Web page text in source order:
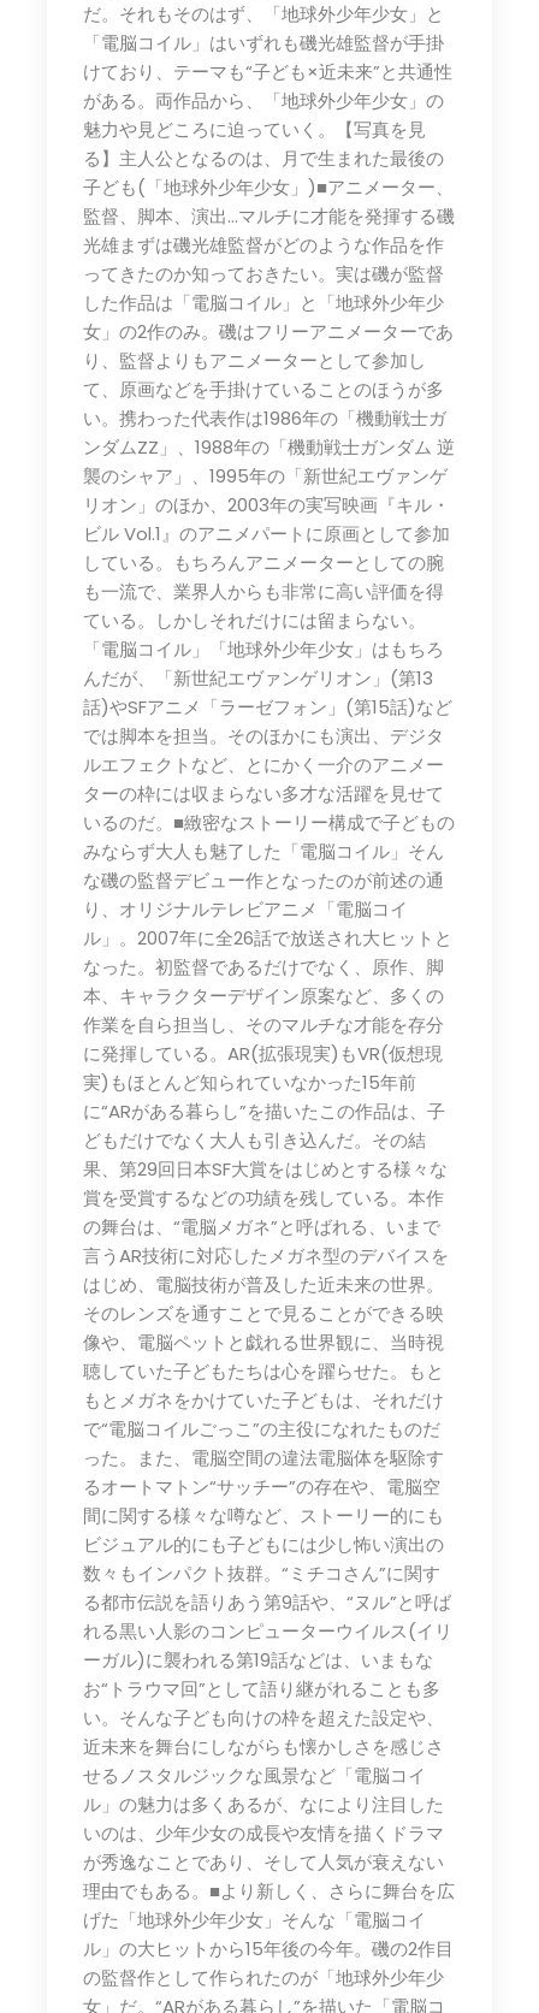
だ。それもそのはず、「地球外少年少女」と
「電脳コイル」はいずれも磯光雄監督が手掛
けており、テーマも“子ども×近未来”と共通性
がある。両作品から、「地球外少年少女」の
魅力や見どころに迫っていく。【写真を見
る】主人公となるのは、月で生まれた最後の
子ども(「地球外少年少女」)■アニメーター、
監督、脚本、演出…マルチに才能を発揮する磯
光雄まずは磯光雄監督がどのような作品を作
ってきたのか知っておきたい。実は磯が監督
した作品は「電脳コイル」と「地球外少年少
女」の2作のみ。磯はフリーアニメーターであ
り、監督よりもアニメーターとして参加し
て、原画などを手掛けていることのほうが多
い。携わった代表作は1986年の「機動戦士ガ
ンダムZZ」、1988年の「機動戦士ガンダム 逆
襲のシャア」、1995年の「新世紀エヴァンゲ
リオン」のほか、2003年の実写映画『キル・
ビル Vol.1』のアニメパートに原画として参加
している。もちろんアニメーターとしての腕
も一流で、業界人からも非常に高い評価を得
ている。しかしそれだけには留まらない。
「電脳コイル」「地球外少年少女」はもちろ
んだが、「新世紀エヴァンゲリオン」(第13
話)やSFアニメ「ラーゼフォン」(第15話)など
では脚本を担当。そのほかにも演出、デジタ
ルエフェクトなど、とにかく一介のアニメー
ターの枠には収まらない多才な活躍を見せて
いるのだ。■緻密なストーリー構成で子どもの
みならず大人も魅了した「電脳コイル」そん
な磯の監督デビュー作となったのが前述の通
り、オリジナルテレビアニメ「電脳コイ
ル」。2007年に全26話で放送され大ヒットと
なった。初監督であるだけでなく、原作、脚
本、キャラクターデザイン原案など、多くの
作業を自ら担当し、そのマルチな才能を存分
に発揮している。AR(拡張現実)もVR(仮想現
実)もほとんど知られていなかった15年前
に“ARがある暮らし”を描いたこの作品は、子
どもだけでなく大人も引き込んだ。その結
果、第29回日本SF大賞をはじめとする様々な
賞を受賞するなどの功績を残している。本作
の舞台は、“電脳メガネ”と呼ばれる、いまで
言うAR技術に対応したメガネ型のデバイスを
はじめ、電脳技術が普及した近未来の世界。
そのレンズを通すことで見ることができる映
像や、電脳ペットと戯れる世界観に、当時視
聴していた子どもたちは心を躍らせた。もと
もとメガネをかけていた子どもは、それだけ
で“電脳コイルごっこ”の主役になれたものだ
った。また、電脳空間の違法電脳体を駆除す
るオートマトン“サッチー”の存在や、電脳空
間に関する様々な噂など、ストーリー的にも
ビジュアル的にも子どもには少し怖い演出の
数々もインパクト抜群。“ミチコさん”に関す
る都市伝説を語りあう第9話や、“ヌル”と呼ば
れる黒い人影のコンピューターウイルス(イリ
ーガル)に襲われる第19話などは、いまもな
お“トラウマ回”として語り継がれることも多
い。そんな子ども向けの枠を超えた設定や、
近未来を舞台にしながらも懐かしさを感じさ
せるノスタルジックな風景など「電脳コイ
ル」の魅力は多くあるが、なにより注目した
いのは、少年少女の成長や友情を描くドラマ
が秀逸なことであり、そして人気が衰えない
理由でもある。■より新しく、さらに舞台を広
げた「地球外少年少女」そんな「電脳コイ
ル」の大ヒットから15年後の今年。磯の2作目
の監督作として作られたのが「地球外少年少
女」だ。“ARがある暮らし”を描いた「電脳コ